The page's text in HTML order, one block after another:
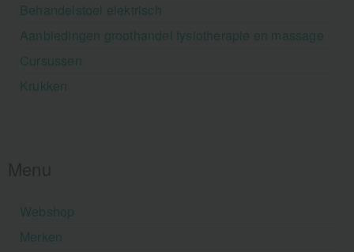
Behandelstoel elektrisch
Aanbiedingen groothandel fysiotherapie en massage
Cursussen
Krukken
Webshop
Merken